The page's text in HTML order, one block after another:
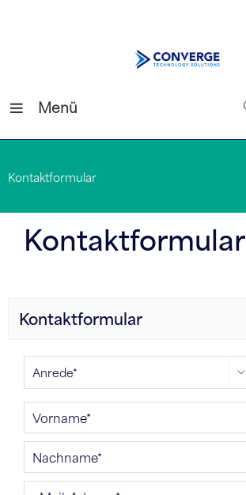
Menü
Kontaktformular
Kontaktformular
Kontaktformular